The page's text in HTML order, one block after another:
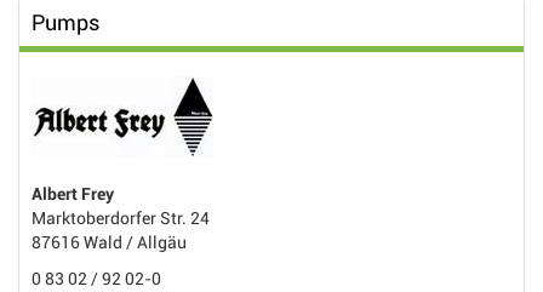
Pumps
Albert Frey
Marktoberdorfer Str. 24
87616 Wald / Allgäu
0 83 02 / 92 02-0